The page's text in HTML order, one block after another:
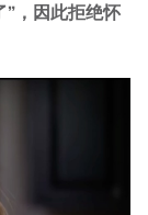
”，因此拒绝怀